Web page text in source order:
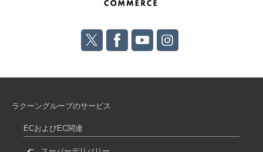
ラクーングループのサービス
ECおよびEC関連